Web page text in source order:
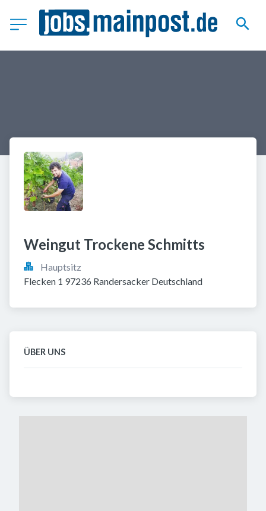
Weingut Trockene Schmitts
Hauptsitz
Flecken 1 97236 Randersacker Deutschland
ÜBER UNS